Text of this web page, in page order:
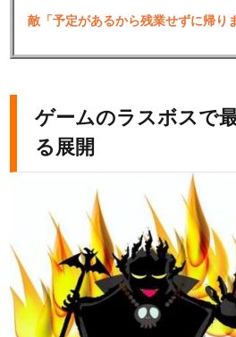
敵「予定があるから残業せずに帰り
ゲームのラスボスで
る展開